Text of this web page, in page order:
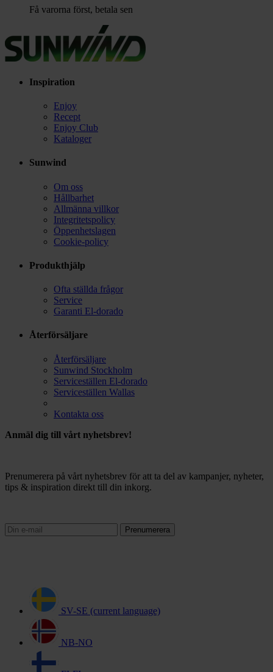
Få varorna först, betala sen
Inspiration
Enjoy
Recept
Enjoy Club
Kataloger
Sunwind
Om oss
Hållbarhet
Allmänna villkor
Integritetspolicy
Öppenhetslagen
Cookie-policy
Produkthjälp
Ofta ställda frågor
Service
Garanti El-dorado
Återförsäljare
Återförsäljare
Sunwind Stockholm
Serviceställen El-dorado
Serviceställen Wallas
Kontakta oss
Anmäl dig till vårt nyhetsbrev!
Prenumerera på vårt nyhetsbrev för att ta del av kampanjer, nyheter,
tips & inspiration direkt till din inkorg.
Prenumerera
SV-SE (current language)
NB-NO